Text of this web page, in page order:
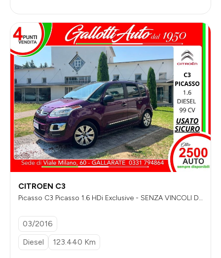
CITROEN C3
Picasso C3 Picasso 1.6 HDi Exclusive - SENZA VINCOLI DI
03/2016
Diesel
123.440 Km